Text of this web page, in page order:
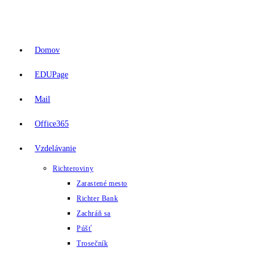
Domov
EDUPage
Mail
Office365
Vzdelávanie
Richteroviny
Zarastené mesto
Richter Bank
Zachráň sa
Púšť
Trosečník